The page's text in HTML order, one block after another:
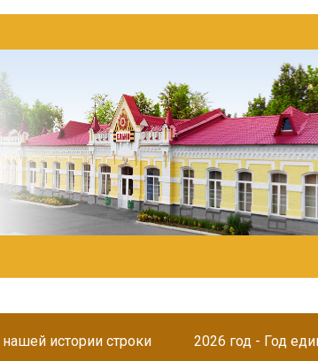
нашей истории строки 2026 год - Год